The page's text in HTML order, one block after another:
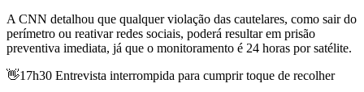
A CNN detalhou que qualquer violação das cautelares, como sair do
perímetro ou reativar redes sociais, poderá resultar em prisão
preventiva imediata, já que o monitoramento é 24 horas por satélite.
👋17h30 Entrevista interrompida para cumprir toque de recolher